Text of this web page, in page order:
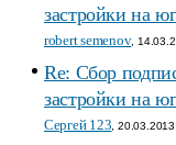
застройки на
robert semenov,
Re: Сбор
застройки на
Сергей 123 ,